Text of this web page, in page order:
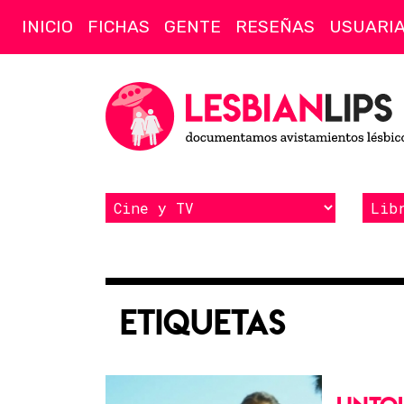
INICIO FICHAS GENTE RESEÑAS
Etiquetas